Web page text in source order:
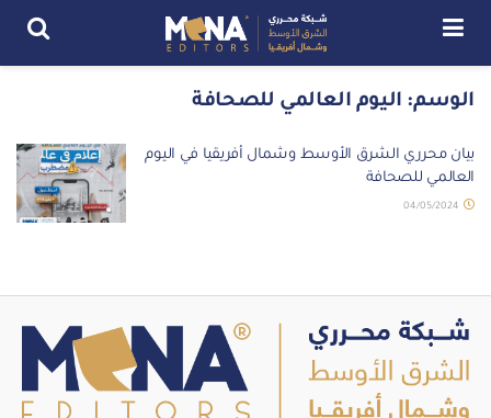
الوسم: اليوم العالمي للصحافة
بيان محرري الشرق الأوسط وشمال أفريقيا في اليوم
العالمي للصحافة